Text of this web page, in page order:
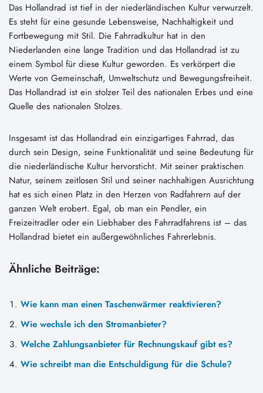
Das Hollandrad ist tief in der niederländischen Kultur verwurzelt.
Es steht für eine gesunde Lebensweise, Nachhaltigkeit und
Fortbewegung mit Stil. Die Fahrradkultur hat in den
Niederlanden eine lange Tradition und das Hollandrad ist zu
einem Symbol für diese Kultur geworden. Es verkörpert die
Werte von Gemeinschaft, Umweltschutz und Bewegungsfreiheit.
Das Hollandrad ist ein stolzer Teil des nationalen Erbes und eine
Quelle des nationalen Stolzes.
Insgesamt ist das Hollandrad ein einzigartiges Fahrrad, das
durch sein Design, seine Funktionalität und seine Bedeutung für
die niederländische Kultur hervorsticht. Mit seiner praktischen
Natur, seinem zeitlosen Stil und seiner nachhaltigen Ausrichtung
hat es sich einen Platz in den Herzen von Radfahrern auf der
ganzen Welt erobert. Egal, ob man ein Pendler, ein
Freizeitradler oder ein Liebhaber des Fahrradfahrens ist – das
Hollandrad bietet ein außergewöhnliches Fahrerlebnis.
Ähnliche Beiträge:
Wie kann man einen Taschenwärmer reaktivieren?
Wie wechsle ich den Stromanbieter?
Welche Zahlungsanbieter für Rechnungskauf gibt es?
Wie schreibt man die Entschuldigung für die Schule?